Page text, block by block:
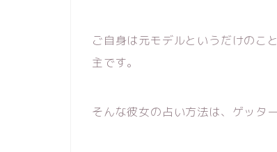
ご自身は元モデルというだけのこ
主です。
そんな彼女の占い方法は、ゲッタ